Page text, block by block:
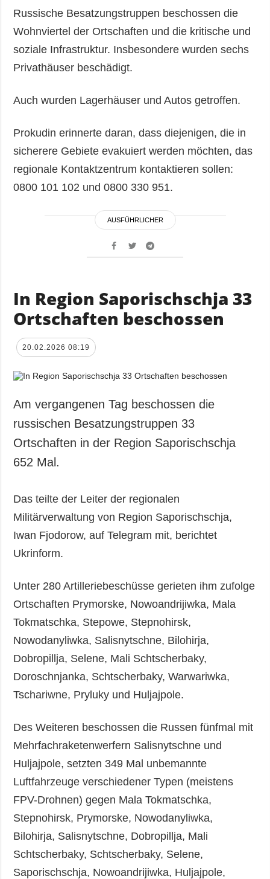
Russische Besatzungstruppen beschossen die
Wohnviertel der Ortschaften und die kritische und
soziale Infrastruktur. Insbesondere wurden sechs
Privathäuser beschädigt.
Auch wurden Lagerhäuser und Autos getroffen.
Prokudin erinnerte daran, dass diejenigen, die in
sicherere Gebiete evakuiert werden möchten, das
regionale Kontaktzentrum kontaktieren sollen:
0800 101 102 und 0800 330 951.
AUSFÜHRLICHER
In Region Saporischschja 33
Ortschaften beschossen
20.02.2026 08:19
Am vergangenen Tag beschossen die
russischen Besatzungstruppen 33
Ortschaften in der Region Saporischschja
652 Mal.
Das teilte der Leiter der regionalen
Militärverwaltung von Region Saporischschja,
Iwan Fjodorow, auf Telegram mit, berichtet
Ukrinform.
Unter 280 Artilleriebeschüsse gerieten ihm zufolge
Ortschaften Prymorske, Nowoandrijiwka, Mala
Tokmatschka, Stepowe, Stepnohirsk,
Nowodanyliwka, Salisnytschne, Bilohirja,
Dobropillja, Selene, Mali Schtscherbaky,
Doroschnjanka, Schtscherbaky, Warwariwka,
Tschariwne, Pryluky und Huljajpole.
Des Weiteren beschossen die Russen fünfmal mit
Mehrfachraketenwerfern Salisnytschne und
Huljajpole, setzten 349 Mal unbemannte
Luftfahrzeuge verschiedener Typen (meistens
FPV-Drohnen) gegen Mala Tokmatschka,
Stepnohirsk, Prymorske, Nowodanyliwka,
Bilohirja, Salisnytschne, Dobropillja, Mali
Schtscherbaky, Schtscherbaky, Selene,
Saporischschja, Nowoandrijiwka, Huljajpole,